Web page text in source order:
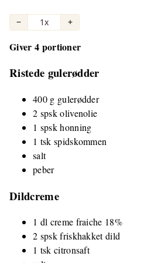
− 1x +
Giver 4 portioner
Ristede gulerødder
400 g gulerødder
2 spsk olivenolie
1 spsk honning
1 tsk spidskommen
salt
peber
Dildcreme
1 dl creme fraiche 18%
2 spsk friskhakket dild
1 tsk citronsaft